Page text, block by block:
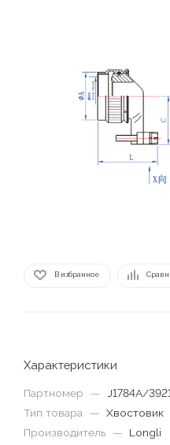
В избранное
Характеристики
Партномер —
J1784A/
Тип товара
— Хвостовик
Производитель
—
Longli